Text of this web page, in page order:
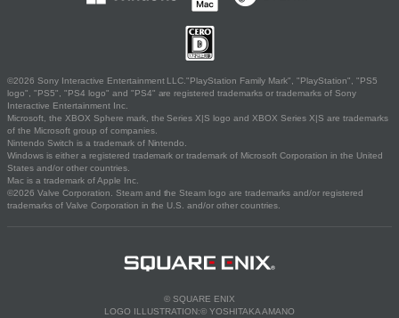
©2026 Sony Interactive Entertainment LLC."PlayStation Family Mark", "PlayStation", "PS5
logo", "PS5", "PS4 logo" and "PS4" are registered trademarks or trademarks of Sony
Interactive Entertainment Inc.
Microsoft, the XBOX Sphere mark, the Series X|S logo and XBOX Series X|S are trademarks
of the Microsoft group of companies.
Nintendo Switch is a trademark of Nintendo.
Windows is either a registered trademark or trademark of Microsoft Corporation in the United
States and/or other countries.
Mac is a trademark of Apple Inc.
©2026 Valve Corporation. Steam and the Steam logo are trademarks and/or registered
trademarks of Valve Corporation in the U.S. and/or other countries.
© SQUARE ENIX
LOGO ILLUSTRATION:© YOSHITAKA AMANO